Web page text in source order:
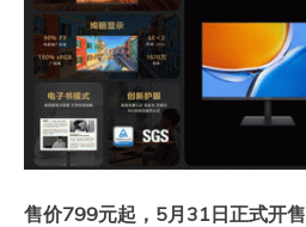
售价799元起，5月31日正式开售